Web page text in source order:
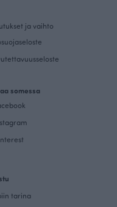
ja vaihto
somessa
tarina